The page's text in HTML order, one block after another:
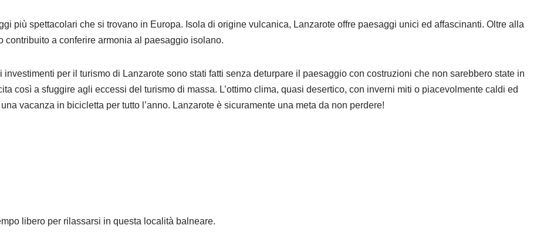
più spettacolari che si trovano in Europa. Isola di origine vulcanica, Lanzarote offre paesaggi unici ed affascinanti. Oltre alla
a conferire armonia al paesaggio isolano.
per il turismo di Lanzarote sono stati fatti senza deturpare il paesaggio con costruzioni che non sarebbero state in
così a sfuggire agli eccessi del turismo di massa. L’ottimo clima, quasi desertico, con inverni miti o piacevolmente caldi ed
vacanza in bicicletta per tutto l’anno. Lanzarote è sicuramente una meta da non perdere!
libero per rilassarsi in questa località balneare.